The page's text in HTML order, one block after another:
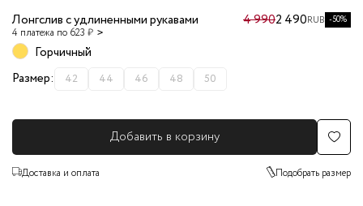
Лонгслив с удлиненными рукавами
4 платежа по 623 ₽
4 9902 490RUB -50%
Горчичный
Размер:
42 44 46 48 50
Добавить в корзину
Доставка и оплата Подобрать размер